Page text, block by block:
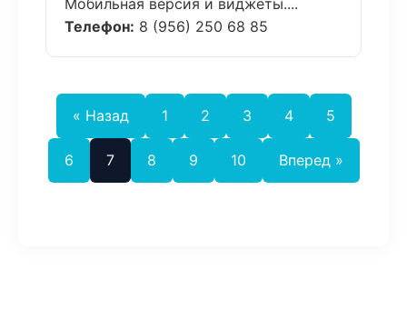
Мобильная версия и виджеты....
Телефон: 8 (956) 250 68 85
« Назад 1 2 3 4 5
6 7 8 9 10 Вперед »